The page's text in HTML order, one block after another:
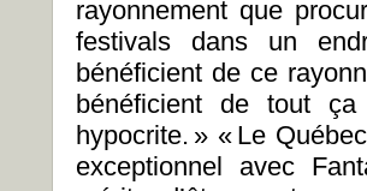
rayonnement que
festivals dans un
bénéficient de ce
bénéficient de tout
hypocrite. » « Le
exceptionnel avec